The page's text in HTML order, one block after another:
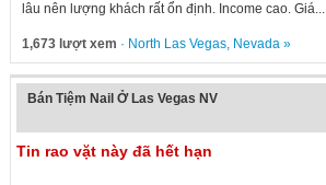
lâu nên lượng khách rất ổn định. Income cao. Giá...
1,673 lượt xem · North Las Vegas, Nevada»
Bán Tiệm Nail Ở Las Vegas NV
Tin rao vặt này đã hết hạn